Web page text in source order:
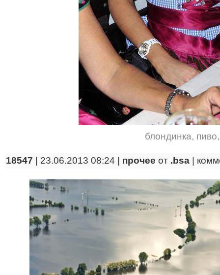
блондинка, пиво
18547 | 23.06.2013 08:24 | прочее от .bsa